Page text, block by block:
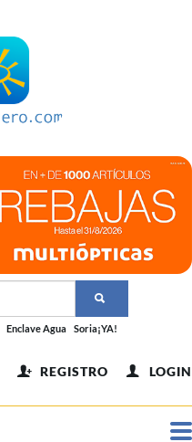
Enclave Agua
Soria¡YA!
REGISTRO LOGIN